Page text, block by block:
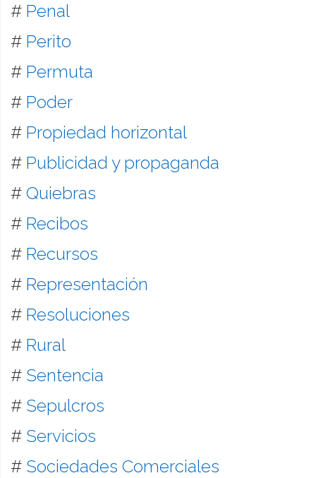
# Penal
# Perito
# Permuta
# Poder
# Propiedad horizontal
# Publicidad y propaganda
# Quiebras
# Recibos
# Recursos
# Representación
# Resoluciones
# Rural
# Sentencia
# Sepulcros
# Servicios
# Sociedades Comerciales